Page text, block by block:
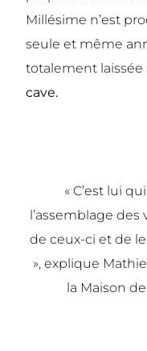
Millésime n’est
seule et même
totalement laissée
cave.
« C’est lui
l’assemblage des
de ceux-ci et de
», explique
la Maison de